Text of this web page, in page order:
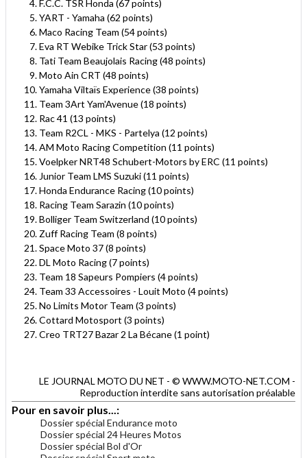
F.C.C. TSR Honda (67 points)
YART - Yamaha (62 points)
Maco Racing Team (54 points)
Eva RT Webike Trick Star (53 points)
Tati Team Beaujolais Racing (48 points)
Moto Ain CRT (48 points)
Yamaha Viltaïs Experience (38 points)
Team 3Art Yam'Avenue (18 points)
Rac 41 (13 points)
Team R2CL - MKS - Partelya (12 points)
AM Moto Racing Competition (11 points)
Voelpker NRT48 Schubert-Motors by ERC (11 points)
Junior Team LMS Suzuki (11 points)
Honda Endurance Racing (10 points)
Racing Team Sarazin (10 points)
Bolliger Team Switzerland (10 points)
Zuff Racing Team (8 points)
Space Moto 37 (8 points)
DL Moto Racing (7 points)
Team 18 Sapeurs Pompiers (4 points)
Team 33 Accessoires - Louit Moto (4 points)
No Limits Motor Team (3 points)
Cottard Motosport (3 points)
Creo TRT27 Bazar 2 La Bécane (1 point)
LE JOURNAL MOTO DU NET - © WWW.MOTO-NET.COM -
Reproduction interdite sans autorisation préalable
Pour en savoir plus...:
Dossier spécial Endurance moto
Dossier spécial 24 Heures Motos
Dossier spécial Bol d'Or